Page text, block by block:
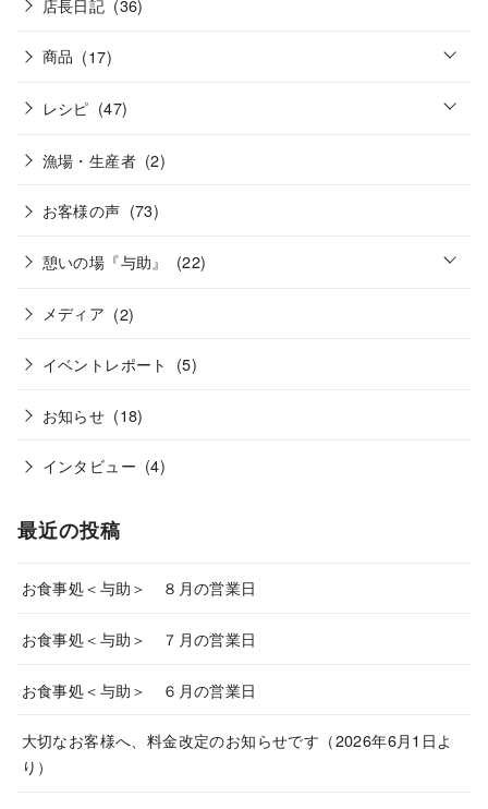
店長日記 (36)
商品 (17) o
n
レシピ (47) o
漁場・生産者 (2)
お客様の声 (73)
憩いの場『与助』 (22) o
メディア (2)
イベントレポート (5)
お知らせ (18)
インタビュー (4)
最近の投稿
お食事処＜与助＞ ８月の営業日
お食事処＜与助＞ ７月の営業日
お食事処＜与助＞ ６月の営業日
大切なお客様へ、料金改定のお知らせです（2026年6月1日よ
り）